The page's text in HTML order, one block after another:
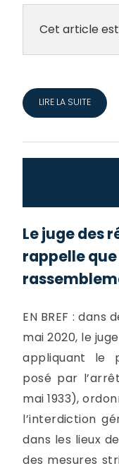
Cet article
LIRE LA SUITE
Le juge des
rappelle
EN BREF : dans
mai 2020, le
appliquant le
posé par
mai 1933),
l’interdiction
dans les lieux
des mesures